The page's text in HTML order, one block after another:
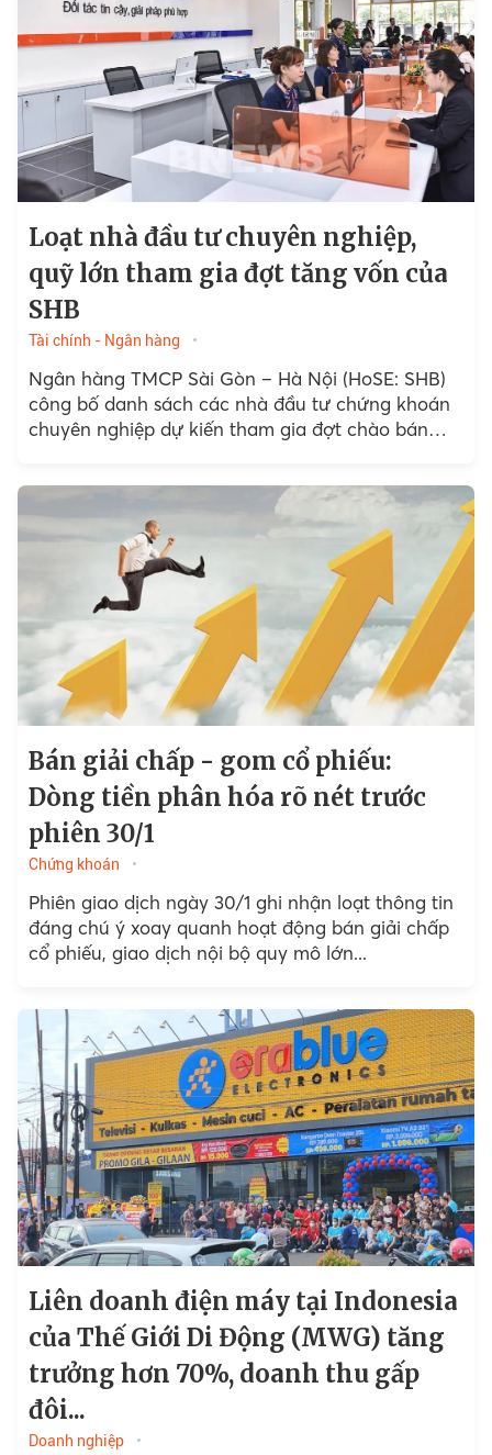
Loạt nhà đầu tư chuyên nghiệp,
quỹ lớn tham gia đợt tăng vốn của
SHB
Tài chính - Ngân hàng
Ngân hàng TMCP Sài Gòn – Hà Nội (HoSE: SHB)
công bố danh sách các nhà đầu tư chứng khoán
chuyên nghiệp dự kiến tham gia đợt chào bán
Bán giải chấp - gom cổ phiếu:
Dòng tiền phân hóa rõ nét trước
phiên 30/1
Chứng khoán
Phiên giao dịch ngày 30/1 ghi nhận loạt thông tin
đáng chú ý xoay quanh hoạt động bán giải chấp
cổ phiếu, giao dịch nội bộ quy mô lớn...
Liên doanh điện máy tại Indonesia
của Thế Giới Di Động (MWG) tăng
trưởng hơn 70%, doanh thu gấp
đôi...
Doanh nghiệp